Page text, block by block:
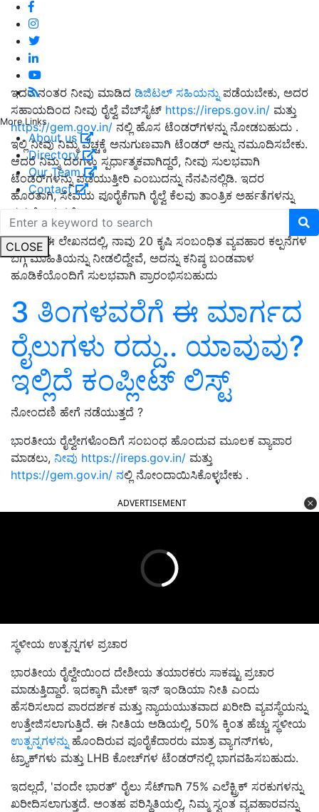
More Links
About us
Directory
Our Team
Contact
CLOSE
ಇದರ ನಂತರ ನೀವು ಮಾಡಿದ ಡಿಜಿಟಲ್ ಸಹಿಯನ್ನುಪಡೆಯಬೇಕು, ಅದರ
ಸಹಾಯದಿಂದ ನೀವು ರೈಲ್ವೆ ವೆಬ್‌ಸೈಟ್ https://ireps.gov.in/ ಮತ್ತು
https://gem.gov.in/ ನಲ್ಲಿ ಹೊಸ ಟೆಂಡರ್‌ಗಳನ್ನು ನೋಡಬಹುದು .
ಇಲ್ಲಿ ನೀವು ನಿಮ್ಮ ವೆಚ್ಚಕ್ಕೆ ಅನುಗುಣವಾಗಿ ಟೆಂಡರ್ ಅನ್ನು ನಮೂದಿಸಬೇಕು.
ಆದರೆ ನಿಮ್ಮ ದರಗಳು ಸ್ಪರ್ಧಾತ್ಮಕವಾಗಿದ್ದರೆ, ನೀವು ಸುಲಭವಾಗಿ
ಟೆಂಡರ್‌ಗಳನ್ನು ಪಡೆಯುತ್ತೀರಿ ಎಂಬುದನ್ನು ನೆನಪಿನಲ್ಲಿಡಿ. ಇದರ
ಹೊರತಾಗಿ, ಸೇವೆಯ ಪೂರೈಕೆಗಾಗಿ ರೈಲ್ವೆ ಕೆಲವು ತಾಂತ್ರಿಕ ಅರ್ಹತೆಗಳನ್ನು
ಸಹ ಕೋರುತ್ತದೆ.
ಇಂದು, ಈ ಲೇಖನದಲ್ಲಿ, ನಾವು 20 ಕೃಷಿ ಸಂಬಂಧಿತ ವ್ಯವಹಾರ ಕಲ್ಪನೆಗಳ
ಬಗ್ಗೆ ಮಾಹಿತಿಯನ್ನು ನೀಡಲಿದ್ದೇವೆ, ಅದನ್ನು ಕನಿಷ್ಠ ಬಂಡವಾಳ
ಹೂಡಿಕೆಯೊಂದಿಗೆ ಸುಲಭವಾಗಿ ಪ್ರಾರಂಭಿಸಬಹುದು
3 ತಿಂಗಳವರೆಗೆ ಈ ಮಾರ್ಗದ
ರೈಲುಗಳು ರದ್ದು.. ಯಾವುವು?
ಇಲ್ಲಿದೆ ಕಂಪ್ಲೀಟ್‌ ಲಿಸ್ಟ್‌
ನೋಂದಣಿ ಹೇಗೆ ನಡೆಯುತ್ತದೆ ?
ಭಾರತೀಯ ರೈಲ್ವೇಗಳೊಂದಿಗೆ ಸಂಬಂಧ ಹೊಂದುವ ಮೂಲಕ ವ್ಯಾಪಾರ
ಮಾಡಲು, ನೀವು https://ireps.gov.in/ ಮತ್ತು
https://gem.gov.in/ ನಲ್ಲಿ ನೋಂದಾಯಿಸಿಕೊಳ್ಳಬೇಕು .
ADVERTISEMENT
ಸ್ಥಳೀಯ ಉತ್ಪನ್ನಗಳ ಪ್ರಚಾರ
ಭಾರತೀಯ ರೈಲ್ವೇಯಿಂದ ದೇಶೀಯ ತಯಾರಕರು ಸಾಕಷ್ಟು ಪ್ರಚಾರ
ಮಾಡುತ್ತಿದ್ದಾರೆ. ಇದಕ್ಕಾಗಿ ಮೇಕ್ ಇನ್ ಇಂಡಿಯಾ ನೀತಿ ಎಂದು
ಹೆಸರಿಸಲಾದ ಪಾರದರ್ಶಕ ಮತ್ತು ನ್ಯಾಯಯುತವಾದ ಖರೀದಿ ವ್ಯವಸ್ಥೆಯನ್ನು
ಉತ್ತೇಜಿಸಲಾಗುತ್ತಿದೆ. ಈ ನೀತಿಯ ಅಡಿಯಲ್ಲಿ, 50% ಕ್ಕಿಂತ ಹೆಚ್ಚು ಸ್ಥಳೀಯ
ಉತ್ಪನ್ನಗಳನ್ನುಹೊಂದಿರುವ ಪೂರೈಕೆದಾರರು ಮಾತ್ರ ವ್ಯಾಗನ್‌ಗಳು,
ಟ್ರ್ಯಾಕ್‌ಗಳು ಮತ್ತು LHB ಕೋಚ್‌ಗಳ ಟೆಂಡರ್‌ನಲ್ಲಿ ಭಾಗವಹಿಸಬಹುದು.
ಇದಲ್ಲದೆ, 'ವಂದೇ ಭಾರತ್' ರೈಲು ಸೆಟ್‌ಗಾಗಿ 75% ಎಲೆಕ್ಟ್ರಿಕ್ ಸರಕುಗಳನ್ನು
ಖರೀದಿಸಲಾಗುತ್ತದೆ. ಅಂತಹ ಪರಿಸ್ಥಿತಿಯಲ್ಲಿ, ನಿಮ್ಮ ಸ್ವಂತ ವ್ಯವಹಾರವನ್ನು